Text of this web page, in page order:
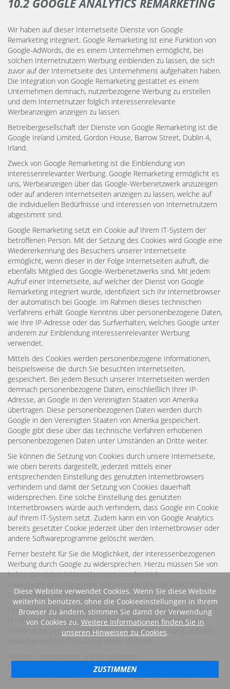
Diese Website verwendet Cookies. Wenn Sie diese Website
weiterhin benutzen, ohne die Cookieeinstellungen in Ihrem
Browser zu ändern, stimmen Sie damit der Verwendung
von Cookies zu. Weitere Informationen finden Sie in
unseren Hinweisen zu Cookies.
ZUSTIMMEN
10.2 GOOGLE ANALYTICS REMARKETING
Wir haben auf dieser Internetseite Dienste von Google
Remarketing integriert. Google Remarketing ist eine Funktion von
Google-AdWords, die es einem Unternehmen ermöglicht, bei
solchen Internetnutzern Werbung einblenden zu lassen, die sich
zuvor auf der Internetseite des Unternehmens aufgehalten haben.
Die Integration von Google Remarketing gestattet es einem
Unternehmen demnach, nutzerbezogene Werbung zu erstellen
und dem Internetnutzer folglich interessenrelevante
Werbeanzeigen anzeigen zu lassen.
Betreibergesellschaft der Dienste von Google Remarketing ist die
Google Ireland Limited, Gordon House, Barrow Street, Dublin 4,
Irland.
Zweck von Google Remarketing ist die Einblendung von
interessenrelevanter Werbung. Google Remarketing ermöglicht es
uns, Werbeanzeigen über das Google-Werbenetzwerk anzuzeigen
oder auf anderen Internetseiten anzeigen zu lassen, welche auf
die individuellen Bedürfnisse und Interessen von Internetnutzern
abgestimmt sind.
Google Remarketing setzt ein Cookie auf Ihrem IT-System der
betroffenen Person. Mit der Setzung des Cookies wird Google eine
Wiedererkennung des Besuchers unserer Internetseite
ermöglicht, wenn dieser in der Folge Internetseiten aufruft, die
ebenfalls Mitglied des Google-Werbenetzwerks sind. Mit jedem
Aufruf einer Internetseite, auf welcher der Dienst von Google
Remarketing integriert wurde, identifiziert sich Ihr Internetbrowser
der automatisch bei Google. Im Rahmen dieses technischen
Verfahrens erhält Google Kenntnis über personenbezogene Daten,
wie Ihre IP-Adresse oder das Surfverhalten, welches Google unter
anderem zur Einblendung interessenrelevanter Werbung
verwendet.
Mittels des Cookies werden personenbezogene Informationen,
beispielsweise die durch Sie besuchten Internetseiten,
gespeichert. Bei jedem Besuch unserer Internetseiten werden
demnach personenbezogene Daten, einschließlich Ihrer IP-
Adresse, an Google in den Vereinigten Staaten von Amerika
übertragen. Diese personenbezogenen Daten werden durch
Google in den Vereinigten Staaten von Amerika gespeichert.
Google gibt diese über das technische Verfahren erhobenen
personenbezogenen Daten unter Umständen an Dritte weiter.
Sie können die Setzung von Cookies durch unsere Internetseite,
wie oben bereits dargestellt, jederzeit mittels einer
entsprechenden Einstellung des genutzten Internetbrowsers
verhindern und damit der Setzung von Cookies dauerhaft
widersprechen. Eine solche Einstellung des genutzten
Internetbrowsers würde auch verhindern, dass Google ein Cookie
auf Ihrem IT-System setzt. Zudem kann ein von Google Analytics
bereits gesetzter Cookie jederzeit über den Internetbrowser oder
andere Softwareprogramme gelöscht werden.
Ferner besteht für Sie die Möglichkeit, der interessenbezogenen
Werbung durch Google zu widersprechen. Hierzu müssen Sie von
jedem genutzten Internetbrowser aus den Link
Einstellungen vornehmen.
Eine solche Auswertung erfolgt insbesondere gemäß Art. 6 Abs. 1
lit.f DS-GVO auf Basis unseres berechtigten Interesses an der
Einblendung personalisierter Werbung, Marktforschung und/oder
Datenschutzbestimmungen von Google können unter
www.google.de/intl/de/policies/privacy/abgerufen werden.